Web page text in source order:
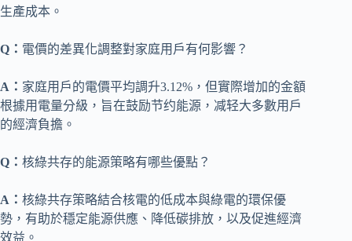
生產成本。
Q： 電價的差異化調整對家庭用戶有何影響？
A： 家庭用戶的電價平均調升3.12%，但實際增加的金額
根據用電量分級，旨在鼓励节约能源，减轻大多數用戶
的經濟負擔。
Q： 核綠共存的能源策略有哪些優點？
A： 核綠共存策略結合核電的低成本與綠電的環保優
勢，有助於穩定能源供應、降低碳排放，以及促進經濟
效益。